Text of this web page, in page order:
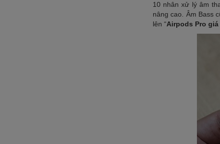
10 nhân xử lý âm
nâng cao. Âm Bass
lên “Airpods Pro